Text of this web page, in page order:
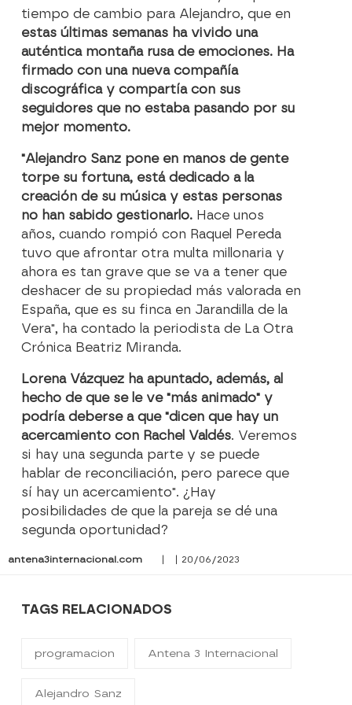
tiempo de cambio para Alejandro, que en
estas últimas semanas ha vivido una
auténtica montaña rusa de emociones. Ha
firmado con una nueva compañía
discográfica y compartía con sus
seguidores que no estaba pasando por su
mejor momento.
"Alejandro Sanz pone en manos de gente
torpe su fortuna, está dedicado a la
creación de su música y estas personas
no han sabido gestionarlo. Hace unos
años, cuando rompió con Raquel Pereda
tuvo que afrontar otra multa millonaria y
ahora es tan grave que se va a tener que
deshacer de su propiedad más valorada en
España, que es su finca en Jarandilla de la
Vera", ha contado la periodista de La Otra
Crónica Beatriz Miranda.
Lorena Vázquez ha apuntado, además, al
hecho de que se le ve "más animado" y
podría deberse a que "dicen que hay un
acercamiento con Rachel Valdés. Veremos
si hay una segunda parte y se puede
hablar de reconciliación, pero parece que
sí hay un acercamiento". ¿Hay
posibilidades de que la pareja se dé una
segunda oportunidad?
antena3internacional.com | | 20/06/2023
TAGS RELACIONADOS
programacion Antena 3 Internacional
Alejandro Sanz